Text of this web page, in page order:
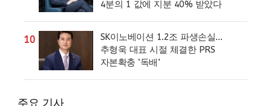
4분의 1 값에 지분 40% 받았다
10
SK이노베이션 1.2조 파생손실…
추형욱 대표 시절 체결한 PRS
자본확충 ‘독배’
주요 기사